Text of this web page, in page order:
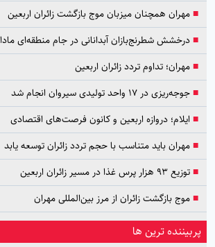
■مهران همچنان میزبان موج بازگشت زائران اربعین
■درخشش شطرنج‌بازان آبدانانی در جام منطقه‌ای
■مهران؛ تداوم تردد زائران اربعین
■جوجه‌ریزی در ۱۷ واحد تولیدی سیروان انجام شد
■ ایلام؛ دروازه اربعین و کانون فرصت‌های اقتصادی
■مهران باید متناسب با حجم تردد زائران توسعه یابد
■توزیع ۹۳ هزار پرس غذا در مسیر زائران اربعین
■موج بازگشت زائران از مرز بین‌المللی مهران
پربیننده ترین ها